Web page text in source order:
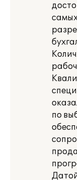
по